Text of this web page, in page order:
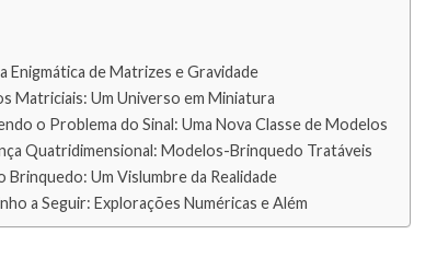
Enigmática de Matrizes e Gravidade
Matriciais: Um Universo em Miniatura
o Problema do Sinal: Uma Nova Classe de Modelos
Quatridimensional: Modelos-Brinquedo Tratáveis
Brinquedo: Um Vislumbre da Realidade
a Seguir: Explorações Numéricas e Além